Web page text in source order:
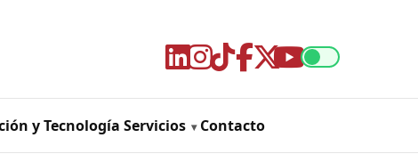
y Tecnología Servicios Contacto